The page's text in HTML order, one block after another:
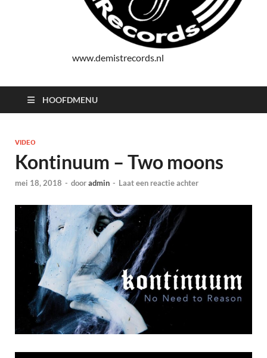
www.demistrecords.nl
HOOFDMENU
VIDEO
Kontinuum – Two moons
mei 18, 2018 - dooradmin - Laat een reactie achter